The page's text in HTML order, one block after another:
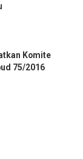
Komite
75/2016